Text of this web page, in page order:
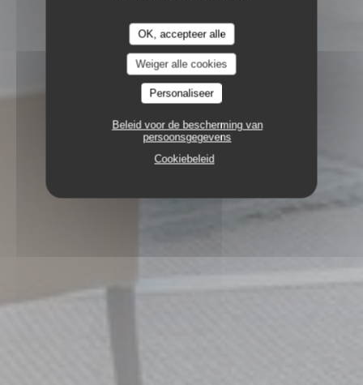
OK, accepteer alle
Weiger alle cookies
Personaliseer
Beleid voor de bescherming van
persoonsgegevens
Cookiebeleid